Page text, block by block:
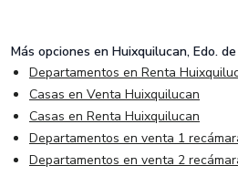
Más opciones en Huixquilucan, Edo.
Departamentos en Renta
Casas en Venta Huixquilucan
Casas en Renta Huixquilucan
Departamentos en venta 1
Departamentos en venta 2